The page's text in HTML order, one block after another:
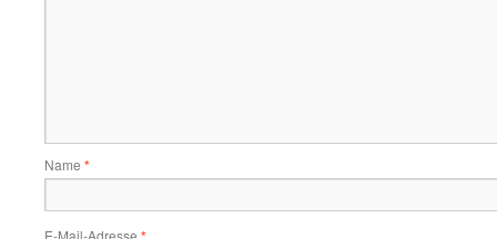
Name *
E-Mail-Adresse